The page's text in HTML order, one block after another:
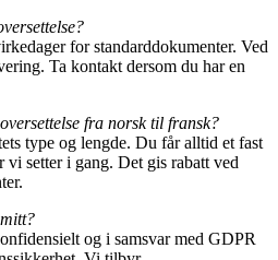
for standarddokumenter. Ved
Ta kontakt dersom du har en
fra norsk til fransk?
type og lengde. Du får alltid et fast
setter i gang. Det gis rabatt ved
og i samsvar med GDPR